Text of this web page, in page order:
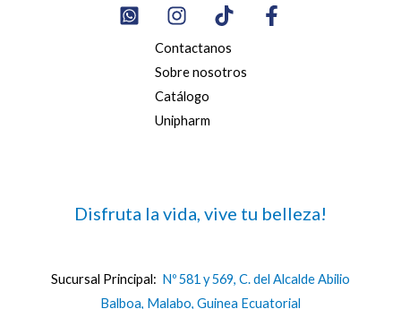
Contactanos
Sobre nosotros
Catálogo
Unipharm
Disfruta la vida, vive tu belleza!
Sucursal Principal: Nº 581 y 569, C. del Alcalde Abilio
Balboa, Malabo, Guinea Ecuatorial